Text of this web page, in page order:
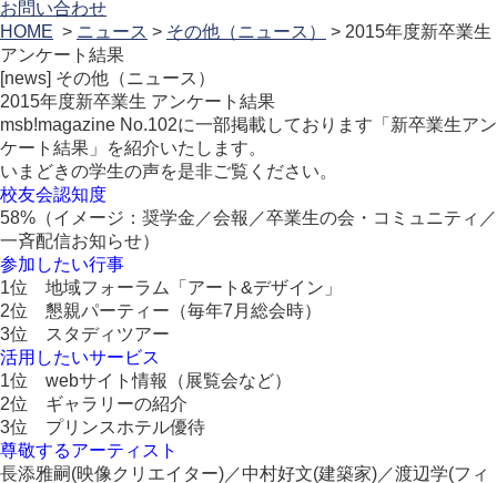
お問い合わせ
HOME > ニュース > その他（ニュース）
> 2015年度新卒業生
アンケート結果
[news] その他（ニュース）
2015年度新卒業生 アンケート結果
msb!magazine No.102に一部掲載しております「新卒業生アン
ケート結果」を紹介いたします。
いまどきの学生の声を是非ご覧ください。
校友会認知度
58%（イメージ：奨学金／会報／卒業生の会・コミュニティ／
一斉配信お知らせ）
参加したい行事
1位 地域フォーラム「アート&デザイン」
2位 懇親パーティー（毎年7月総会時）
3位 スタディツアー
活用したいサービス
1位 webサイト情報（展覧会など）
2位 ギャラリーの紹介
3位 プリンスホテル優待
尊敬するアーティスト
長添雅嗣(映像クリエイター)／中村好文(建築家)／渡辺学(フィ